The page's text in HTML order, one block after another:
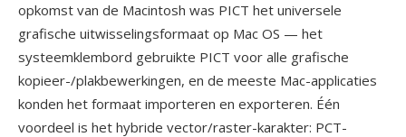
opkomst van de Macintosh was PICT het universele
grafische uitwisselingsformaat op Mac OS — het
systeemklembord gebruikte PICT voor alle grafische
kopieer-/plakbewerkingen, en de meeste Mac-applicaties
konden het formaat importeren en exporteren. Één
voordeel is het hybride vector/raster-karakter: PCT-